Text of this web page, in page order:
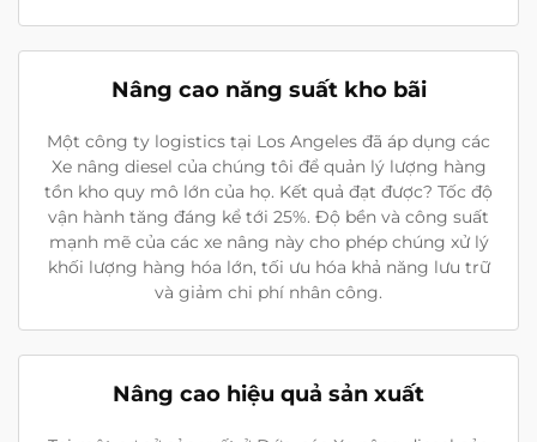
Nâng cao năng suất kho bãi
Một công ty logistics tại Los Angeles đã áp dụng các
Xe nâng diesel của chúng tôi để quản lý lượng hàng
tồn kho quy mô lớn của họ. Kết quả đạt được? Tốc độ
vận hành tăng đáng kể tới 25%. Độ bền và công suất
mạnh mẽ của các xe nâng này cho phép chúng xử lý
khối lượng hàng hóa lớn, tối ưu hóa khả năng lưu trữ
và giảm chi phí nhân công.
Nâng cao hiệu quả sản xuất